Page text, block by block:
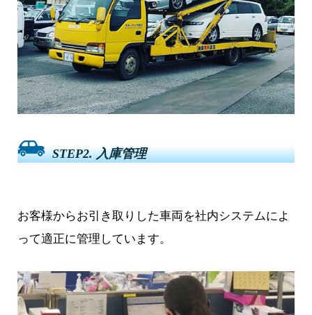
STEP2. 入庫管理
お客様からお引き取りした車両を社内システムによ
って適正に管理しています。